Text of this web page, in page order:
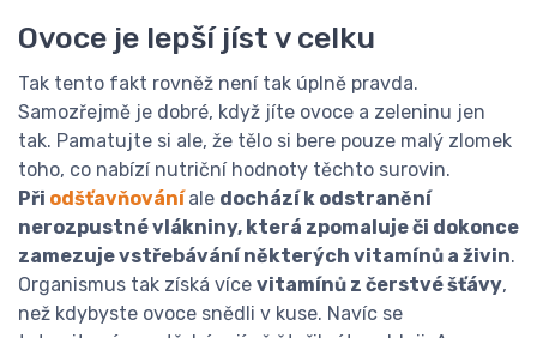
Ovoce je lepší jíst v celku
Tak tento fakt rovněž není tak úplně pravda.
Samozřejmě je dobré, když jíte ovoce a zeleninu jen
tak. Pamatujte si ale, že tělo si bere pouze malý zlomek
toho, co nabízí nutriční hodnoty těchto surovin.
Při odšťavňování ale dochází k odstranění
nerozpustné vlákniny, která zpomaluje či dokonce
zamezuje vstřebávání některých vitamínů a živin.
Organismus tak získá více vitamínů z čerstvé šťávy,
než kdybyste ovoce snědli v kuse. Navíc se